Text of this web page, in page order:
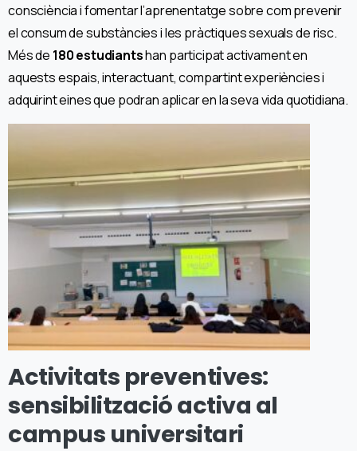
consciència i fomentar l’aprenentatge sobre com prevenir
el consum de substàncies i les pràctiques sexuals de risc.
Més de 180 estudiantshan participat activament en
aquests espais, interactuant, compartint experiències i
adquirint eines que podran aplicar en la seva vida quotidiana.
Activitats preventives:
sensibilització activa al
campus universitari